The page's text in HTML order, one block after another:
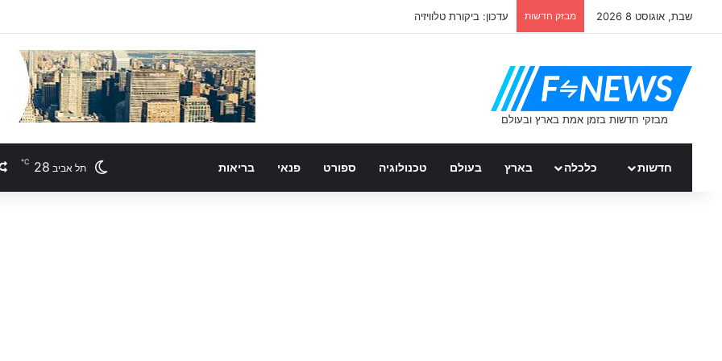
שבת, אוגוסט 8 2026 מבזק חדשות עדכון: ביקורת טלוויזיה
חדשות כלכלה בארץ בעולם טכנולוגיה ספורט פנאי בריאות תל אביב 28
℃